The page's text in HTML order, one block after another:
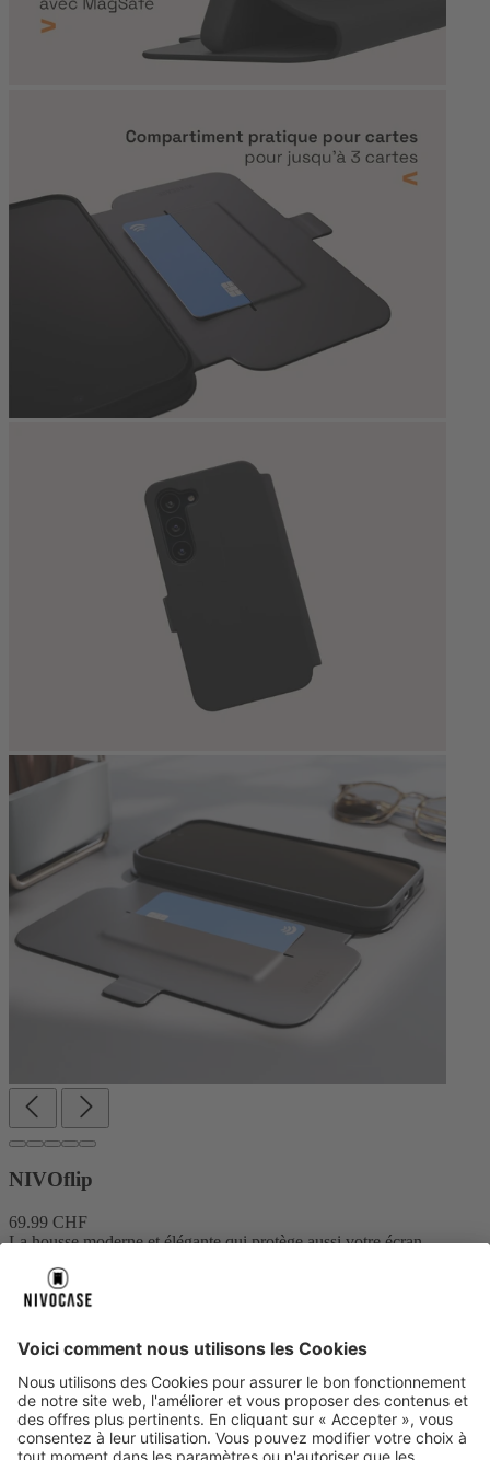
NIVOflip
69.99 CHF
La housse moderne et élégante qui protège aussi votre écran.
Créer votre design
Notre histoire NIVOCASE Laboratoire de test Contactez-nous
Paiement sécurisé
Paiement sécurisé
Centre d’aide Centre d’aide